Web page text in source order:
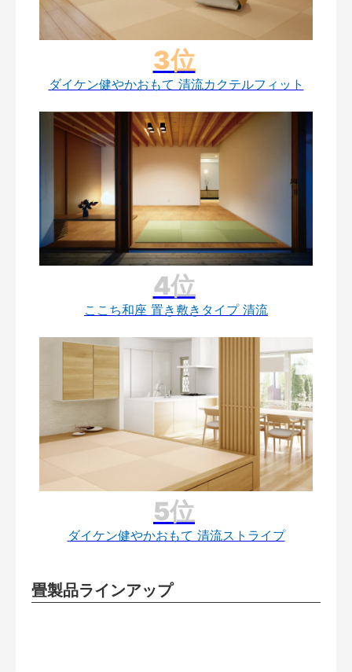
ダイケン健やかおもて 清流カクテルフィット
ここち和座 置き敷きタイプ 清流
ダイケン健やかおもて 清流ストライプ
畳製品ラインアップ